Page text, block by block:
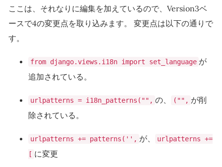
ここは、それなりに編集を加えているので、Version3ベ
ースで4の変更点を取り込みます。 変更点は以下の通りで
す。
from django.views.i18n import set_language が
追加されている。
urlpatterns = i18n_patterns("", の、 ("", が削
除されている。
urlpatterns += patterns('', が、
urlpatterns +=
[ に変更